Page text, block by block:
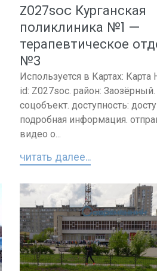
Z027soc Курганская
поликлиника №1 —
терапевтическое
№3
Используется в Картах: Карта
id: Z027soc. район: Заозёрный.
соцобъект. доступность:
подробная информация.
видео о...
читать далее...